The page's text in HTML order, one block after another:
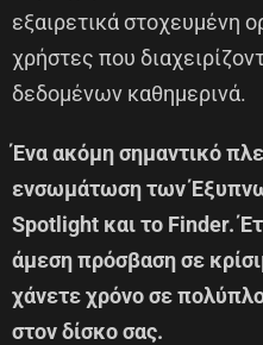
εξαιρετικά στοχευμένη
χρήστες που
δεδομένων καθημερινά.
Ένα ακόμη σημαντικό
ενσωμάτωση των
Spotlight και το Finder.
άμεση πρόσβαση σε
χάνετε χρόνο σε
στον δίσκο σας.